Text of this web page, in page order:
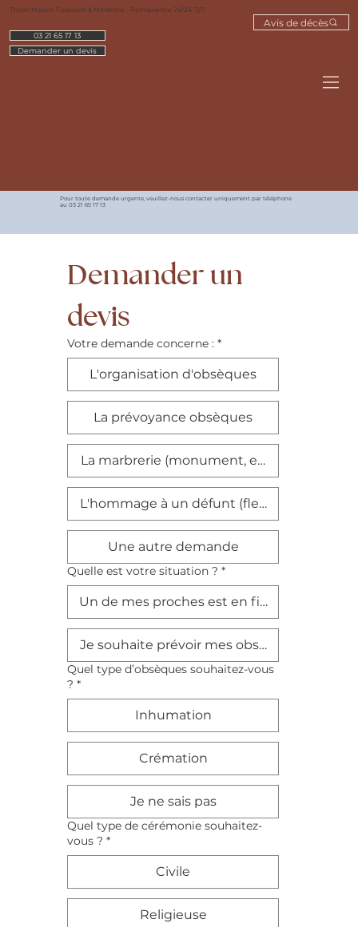
Avis de décès
Thorel Maison Funéraire & Marbrerie - Permanence 24/24 7j/7
03 21 65 17 13
Demander un devis
Pour toute demande urgente, veuillez-nous contacter uniquement par téléphone
au 03 21 65 17 13
Demander un
devis
Votre demande concerne : *
L'organisation d'obsèques
La prévoyance obsèques
La marbrerie (monument, entretien…)
L'hommage à un défunt (fleurs, plaques…)
Une autre demande
Quelle est votre situation ? *
Un de mes proches est en fin de vie
Je souhaite prévoir mes obsèques
Quel type d’obsèques souhaitez-vous
? *
Inhumation
Crémation
Je ne sais pas
Quel type de cérémonie souhaitez-
vous ? *
Civile
Religieuse